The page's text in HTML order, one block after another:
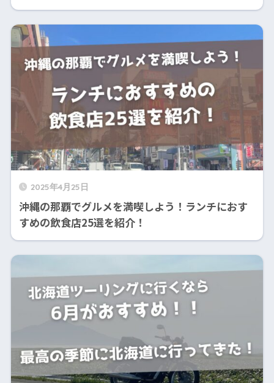
2025年4月25日
沖縄の那覇でグルメを満喫しよう！ランチにおす
すめの飲食店25選を紹介！